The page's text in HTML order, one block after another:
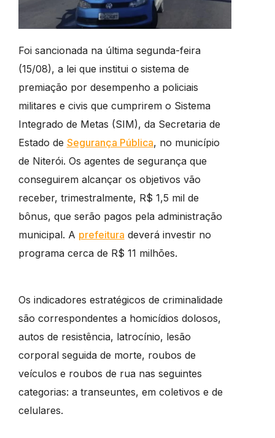
Foi sancionada na última segunda-feira
(15/08), a lei que institui o sistema de
premiação por desempenho a policiais
militares e civis que cumprirem o Sistema
Integrado de Metas (SIM), da Secretaria de
Estado de Segurança Pública, no município
de Niterói. Os agentes de segurança que
conseguirem alcançar os objetivos vão
receber, trimestralmente, R$ 1,5 mil de
bônus, que serão pagos pela administração
municipal. A prefeitura deverá investir no
programa cerca de R$ 11 milhões.
Os indicadores estratégicos de criminalidade
são correspondentes a homicídios dolosos,
autos de resistência, latrocínio, lesão
corporal seguida de morte, roubos de
veículos e roubos de rua nas seguintes
categorias: a transeuntes, em coletivos e de
celulares.